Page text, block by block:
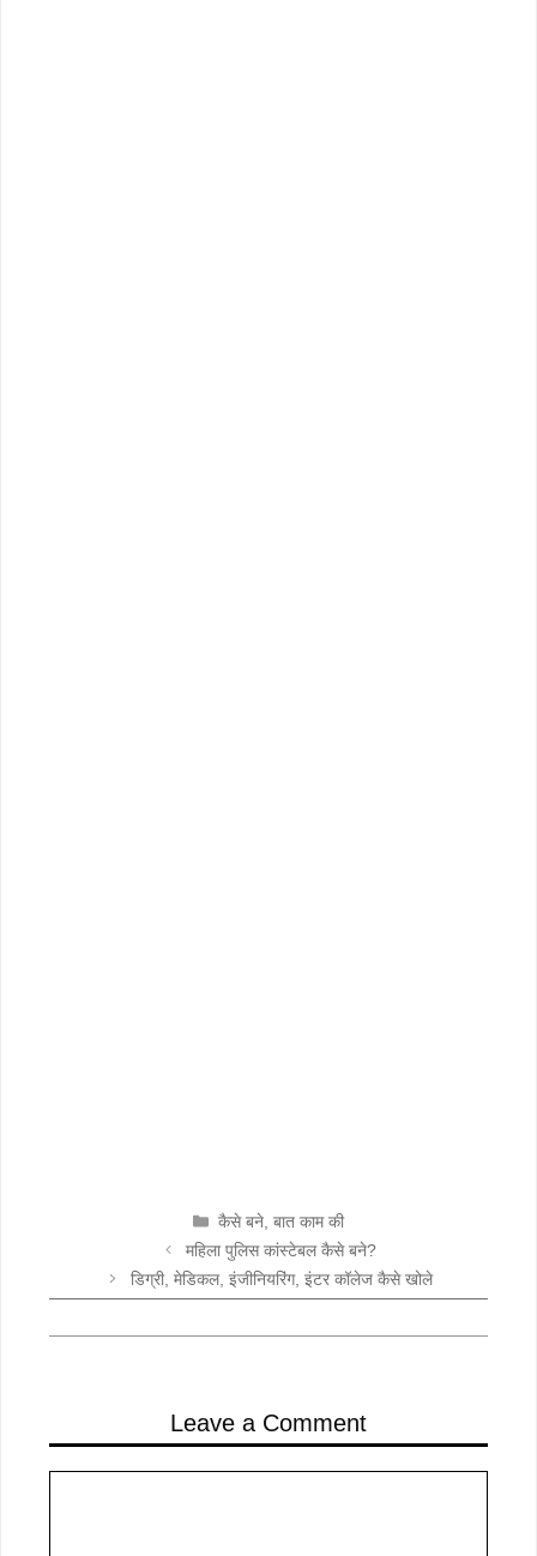
CATEGORIES
कैसे बने ,बात काम की
महिला पुलिस कांस्टेबल कैसे बने?
डिग्री, मेडिकल, इंजीनियरिंग, इंटर कॉलेज कैसे खोले
Leave a Comment